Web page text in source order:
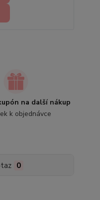
na další nákup
k objednávce
0